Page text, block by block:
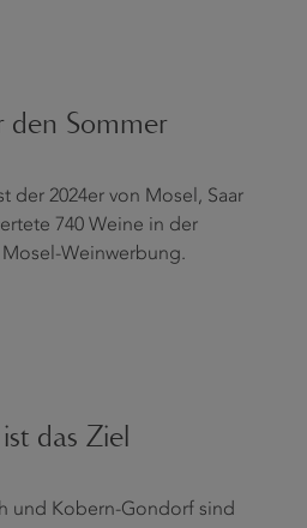
den Sommer
der 2024er von Mosel, Saar
740 Weine in der
Weinwerbung.
das Ziel
und Kobern-Gondorf sind